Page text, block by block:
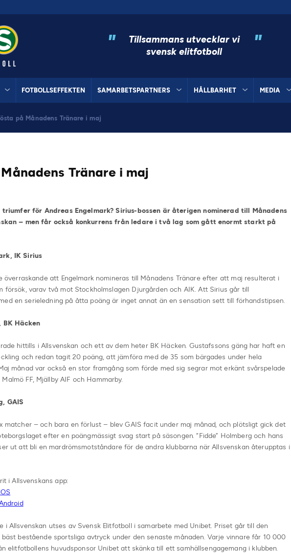
"
Tillsammans utvecklar vi
svensk elitfotboll
"
FOTBOLLSEFFEKTEN SAMARBETSPARTNERS HÅLLBARHET MEDIA
på Månadens Tränare i maj
Tränare i maj
för Andreas Engelmark? Sirius-bossen är återigen nominerad till Månadens
– men får också konkurrens från ledare i två lag som gått enormt starkt på
IK Sirius
överraskande att Engelmark nomineras till Månadens Tränare efter att maj resulterat i
försök, varav två mot Stockholmslagen Djurgården och AIK. Att Sirius går till
en serieledning på åtta poäng är inget annat än en sensation sett till förhandstipsen.
BK Häcken
hittills i Allsvenskan och ett av dem heter BK Häcken. Gustafssons gäng har haft en
och redan tagit 20 poäng, att jämföra med de 35 som bärgades under hela
månad var också en stor framgång som förde med sig segrar mot erkänt svårspelade
FF, Mjällby AIF och Hammarby.
GAIS
matcher – och bara en förlust – blev GAIS facit under maj månad, och plötsligt gick det
efter en poängmässigt svag start på säsongen. “Fidde” Holmberg och hans
ut att bli en mardrömsmotståndare för de andra klubbarna när Allsvenskan återupptas i
i Allsvenskans app:
i Allsvenskan utses av Svensk Elitfotboll i samarbete med Unibet. Priset går till den
bestående sportsliga avtryck under den senaste månaden. Varje vinnare får 10 000
elitfotbollens huvudsponsor Unibet att skänka till ett samhällsengagemang i klubben.